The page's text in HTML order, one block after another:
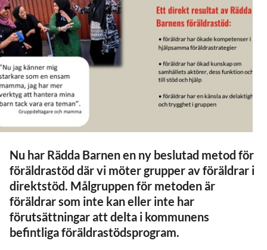
Nu har Rädda Barnen en ny beslutad metod för
föräldrastöd där vi möter grupper av föräldrar i
direktstöd. Målgruppen för metoden är
föräldrar som inte kan eller inte har
förutsättningar att delta i kommunens
befintliga föräldrastödsprogram.